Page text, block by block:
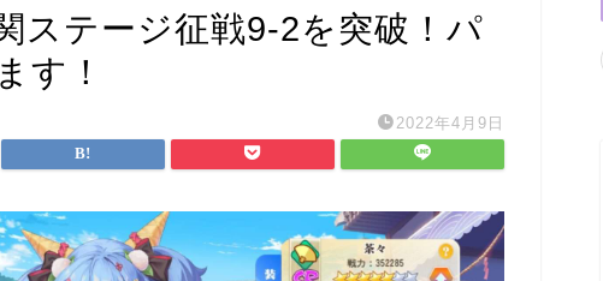
ステージ征戦9-2を突破！パ
す！
2022年4月9日